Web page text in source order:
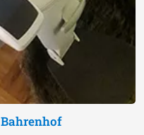
Bahrenhof